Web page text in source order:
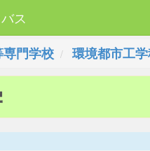
ス
門学校 環境都市工